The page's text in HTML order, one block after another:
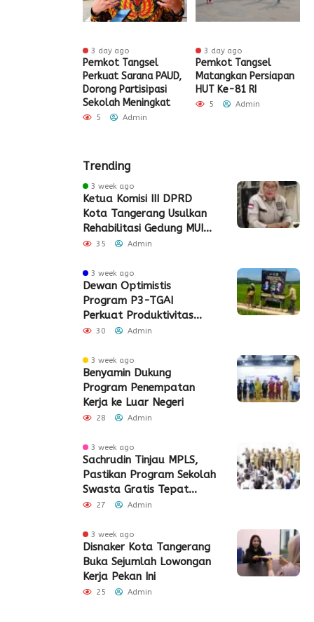
3 day ago
Pemkot Tangsel
Perkuat Sarana PAUD,
Dorong Partisipasi
Sekolah Meningkat
5 Admin
3 day ago
Pemkot Tangsel
Matangkan Persiapan
HUT Ke-81 RI
5 Admin
Trending
3 week ago
Ketua Komisi III DPRD
Kota Tangerang Usulkan
Rehabilitasi Gedung MUI
Periuk
35 Admin
3 week ago
Dewan Optimistis
Program P3-TGAI
Perkuat Produktivitas
Pertanian di Lebak
30 Admin
3 week ago
Benyamin Dukung
Program Penempatan
Kerja ke Luar Negeri
28 Admin
3 week ago
Sachrudin Tinjau MPLS,
Pastikan Program Sekolah
Swasta Gratis Tepat
Sasaran
27 Admin
3 week ago
Disnaker Kota Tangerang
Buka Sejumlah Lowongan
Kerja Pekan Ini
25 Admin